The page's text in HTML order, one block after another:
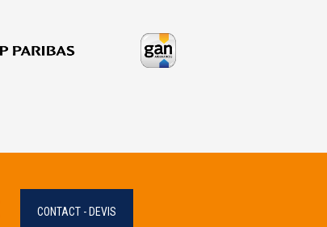
CONTACT - DEVIS